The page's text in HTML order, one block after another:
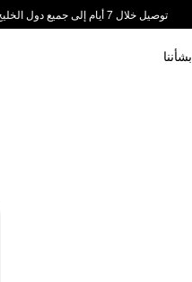
توصيل خلال 7 أيام إلى جميع دول الخليج
بشأننا